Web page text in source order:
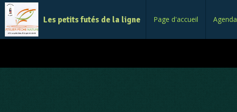
Les petits futés de la ligne Page d'accueil Agenda